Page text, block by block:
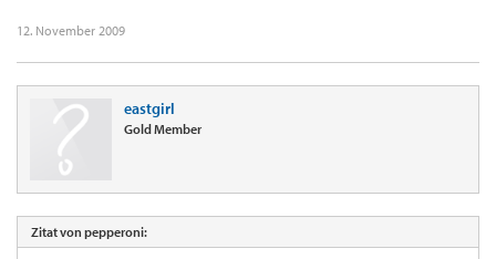
12. November 2009
eastgirl
Gold Member
Zitat von pepperoni: